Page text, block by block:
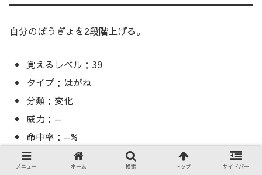
自分のぼうぎょを2段階上げる。
覚えるレベル：39
タイプ：はがね
分類：変化
威力：—
命中率：—%
使用可能回数：15
メニュー ホーム 検索 トップ サイドバー